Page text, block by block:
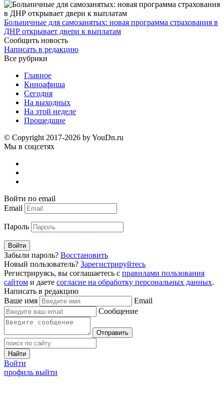
Больничные для самозанятых: новая программа страхования в
ДНР открывает двери к выплатам
Сообщить новость
Написать в редакцию
Все рубрики
Главное
Киноафиша
Сегодня
На выходных
На этой неделе
Прошедшие
© Copyright 2017-2026 by YouDn.ru
Мы в соцсетях
Войти по email
Email
Пароль
Войти
Забыли пароль? Восстановить
Новый пользователь? Зарегистрируйтесь
Регистрируясь, вы соглашаетесь с правилами пользования
сайтом и даете согласие на обработку персональных данных.
Написать в редакцию
Ваше имя
Email
Сообщение
Отправить
Найти
Войти
профиль выйти